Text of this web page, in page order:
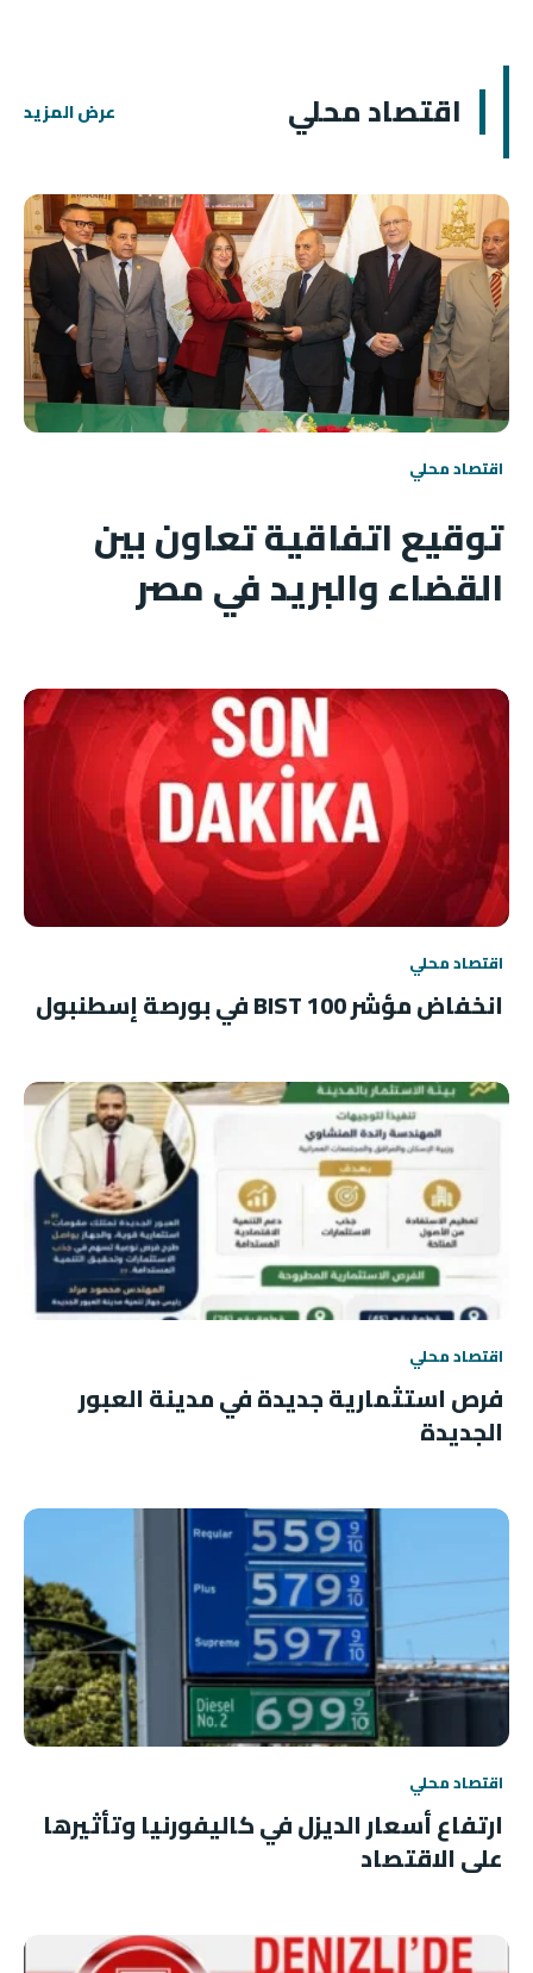
اقتصاد محلي عرض المزيد
اقتصاد محلي
توقيع اتفاقية تعاون بين
القضاء والبريد في مصر
اقتصاد محلي
انخفاض مؤشر BIST 100 في بورصة إسطنبول
اقتصاد محلي
فرص استثمارية جديدة في مدينة العبور
الجديدة
اقتصاد محلي
ارتفاع أسعار الديزل في كاليفورنيا وتأثيرها
على الاقتصاد